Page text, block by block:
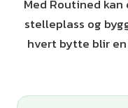
Med Routined
stelleplass og
hvert bytte blir en